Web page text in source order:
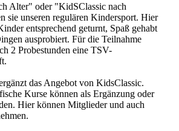
Alter" oder "KidSClassic nach
sie unseren regulären Kindersport. Hier
entsprechend geturnt, Spaß gehabt
ausprobiert. Für die Teilnahme
2 Probestunden eine TSV-
das Angebot von KidsClassic.
Kurse können als Ergänzung oder
Hier können Mitglieder und auch